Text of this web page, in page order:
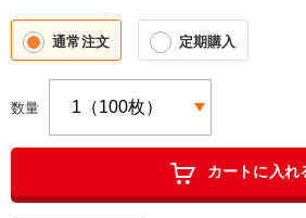
通常注文 定期購入
数量
カートに入れ